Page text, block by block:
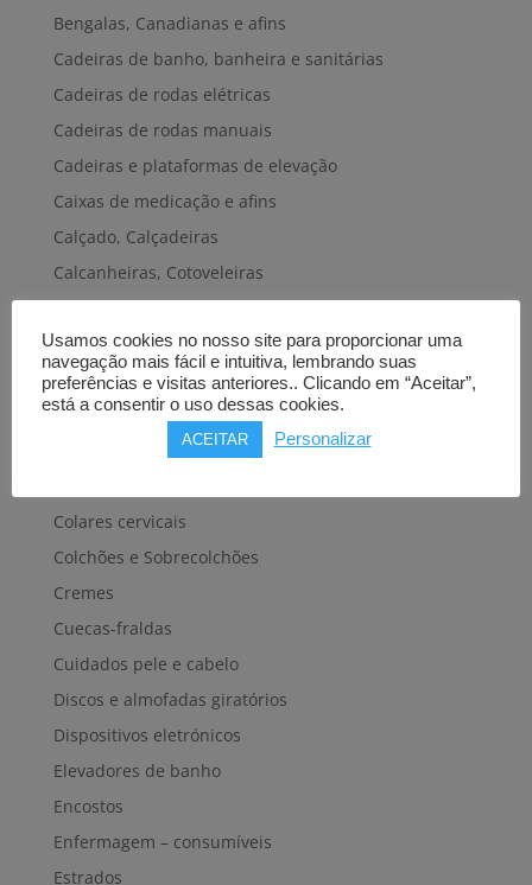
Bengalas, Canadianas e afins
Cadeiras de banho, banheira e sanitárias
Cadeiras de rodas elétricas
Cadeiras de rodas manuais
Cadeiras e plataformas de elevação
Caixas de medicação e afins
Calçado, Calçadeiras
Calcanheiras, Cotoveleiras
Camas articuladas
Carros hospitalares
Cestas, Arneses
Cintas e Faixas
Cintos, Coletes e afins
Colares cervicais
Colchões e Sobrecolchões
Cremes
Cuecas-fraldas
Cuidados pele e cabelo
Discos e almofadas giratórios
Dispositivos eletrónicos
Elevadores de banho
Encostos
Enfermagem – consumíveis
Estrados
Usamos cookies no nosso site para proporcionar uma
navegação mais fácil e intuitiva, lembrando suas
preferências e visitas anteriores.. Clicando em “Aceitar”,
está a consentir o uso dessas cookies.
ACEITAR Personalizar